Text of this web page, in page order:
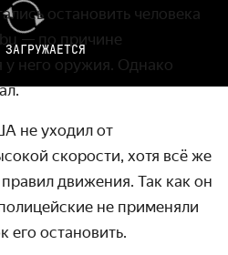
остановить человека
— по причине
него оружия. Однако
не уходил от
скорости, хотя всё же
движения. Так как он
не применяли
его остановить.